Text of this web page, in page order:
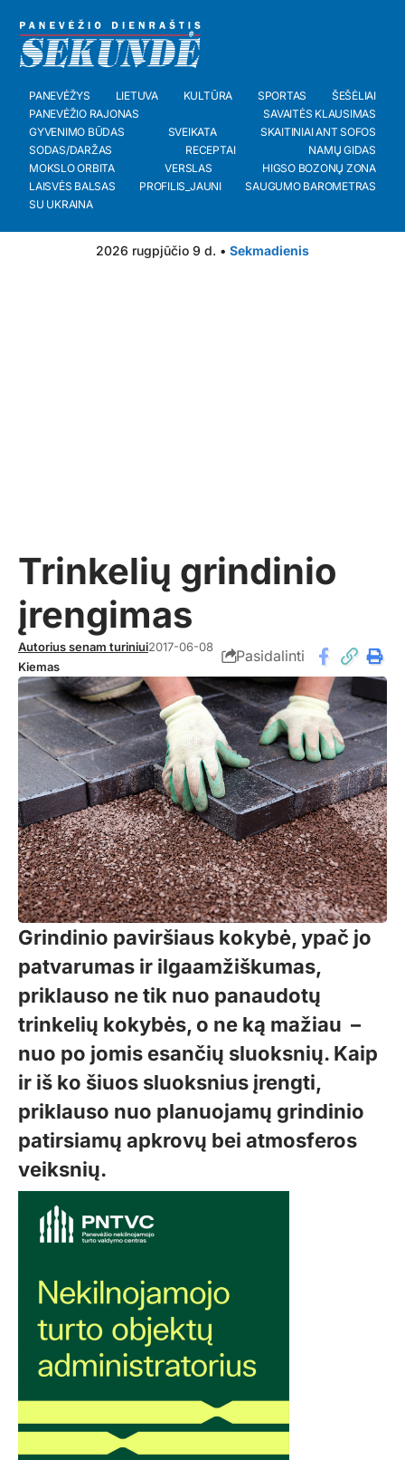
PANEVĖŽYS LIETUVA KULTŪRA SPORTAS
ŠEŠĖLIAI
PANEVĖŽIO RAJONAS
SAVAITĖS KLAUSIMAS
GYVENIMO BŪDAS
SVEIKATA
SKAITINIAI ANT SOFOS
SODAS/DARŽAS
RECEPTAI
NAMŲ GIDAS
MOKSLO ORBITA
VERSLAS
HIGSO BOZONŲ ZONA
LAISVĖS BALSAS
PROFILIS_JAUNI
SAUGUMO BAROMETRAS
SU UKRAINA
2026 rugpjūčio 9 d. • Sekmadienis
Trinkelių grindinio
įrengimas
Autorius senam turiniui2017-06-08
Kiemas
Pasidalinti
Grindinio paviršiaus kokybė, ypač jo
patvarumas ir ilgaamžiškumas,
priklauso ne tik nuo panaudotų
trinkelių kokybės, o ne ką mažiau –
nuo po jomis esančių sluoksnių. Kaip
ir iš ko šiuos sluoksnius įrengti,
priklauso nuo planuojamų grindinio
patirsiamų apkrovų bei atmosferos
veiksnių.